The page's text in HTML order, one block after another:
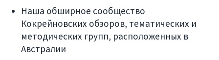
Наша обширное сообщество
Кокрейновских обзоров, тематических и
методических групп, расположенных в
Австралии